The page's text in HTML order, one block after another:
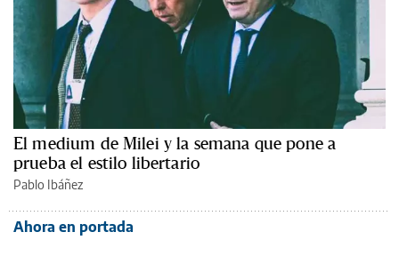
El medium de Milei y la semana que pone a
prueba el estilo libertario
Pablo Ibáñez
Ahora en portada